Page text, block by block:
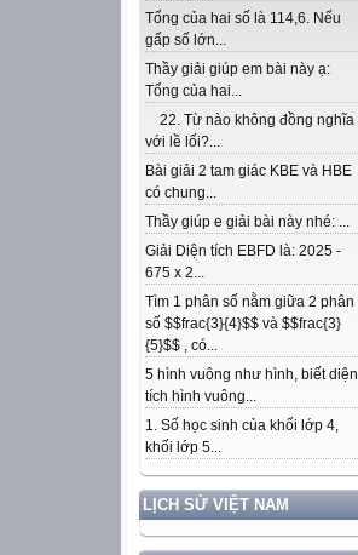
Tổng của hai số là 114,6. Nếu
gấp số lớn...
Thầy giải giúp em bài này ạ:
Tổng của hai...
22. Từ nào không đồng nghĩa
với lề lối?...
Bài giải 2 tam giác KBE và HBE
có chung...
Thầy giúp e giải bài này nhé: ...
Giải Diện tích EBFD là: 2025 -
675 x 2...
Tìm 1 phân số nằm giữa 2 phân
số $$frac{3}{4}$$ và $$frac{3}
{5}$$ , có...
5 hình vuông như hình, biết diện
tích hình vuông...
1. Số học sinh của khối lớp 4,
khối lớp 5...
LỊCH SỬ VIỆT NAM